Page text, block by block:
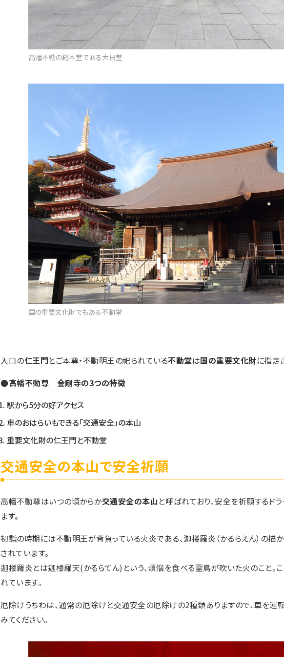
高幡不動の総本堂である大日堂
国の重要文化財でもある不動堂
入口の仁王門とご本尊・不動明王の祀られている不動堂は国の重要文化財に指定
●高幡不動尊 金剛寺の3つの特徴
駅から5分の好アクセス
車のおはらいもできる「交通安全」の本山
重要文化財の仁王門と不動堂
交通安全の本山で安全祈願
高幡不動尊はいつの頃からか交通安全の本山 と呼ばれており、安全を祈願するド
ます。
初詣の時期には不動明王が背負っている火炎である、迦楼羅炎（かるらえん）の描
されています。
迦楼羅炎とは迦楼羅天(かるらてん)という、煩悩を食べる霊鳥が吹いた火のこと。
れています。
厄除けうちわは、通常の厄除けと交通安全の厄除けの2種類ありますので、車を運
みてください。